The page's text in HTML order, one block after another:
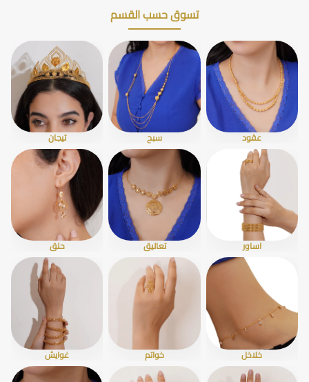
تسوق حسب القسم
عقود سبح تيجان
اساور تعاليق حلق
خلاخل خواتم غوايش